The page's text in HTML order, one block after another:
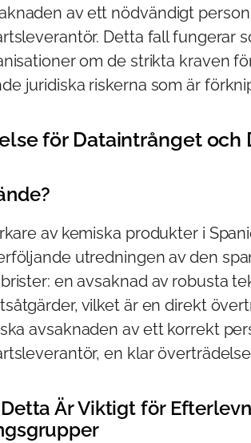
av ett nödvändigt
Detta fall fungerar
om de strikta kraven
juridiska riskerna som är
för Dataintrånget och
av kemiska produkter i
utredningen av den
en avsaknad av robusta
vilket är en direkt
avsaknaden av ett korrekt
en klar överträdelse
Är Viktigt för